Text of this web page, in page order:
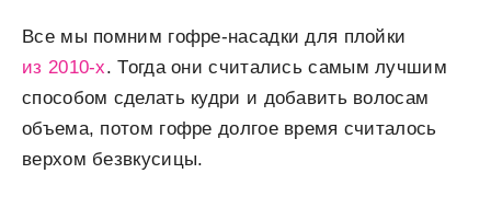
Все мы помним гофре-насадки для плойки
из 2010-х. Тогда они считались самым лучшим
способом сделать кудри и добавить волосам
объема, потом гофре долгое время считалось
верхом безвкусицы.